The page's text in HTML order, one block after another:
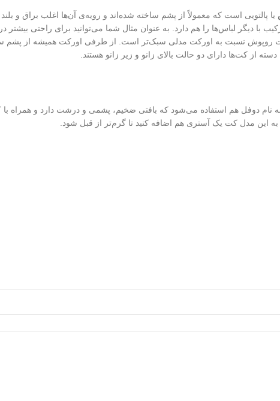
یا پالتویی است که معمولاً از پشم ساخته شده‌اند و رویه‌ی آن‌ها اغلب براق و
دیگر لباس‌ها را هم دارد. به عنوان مثال شما می‌توانید برای راحتی بیشتر
کت روپوش نسبت به اورکت مدلی سبک‌تر است. از طرفی اورکت همیشه از پشم
از کت‌ها دارای دو حالت بالای زانو و زیر زانو هستند.
نام دوفل هم استفاده می‌شود که بافتی ضخیم، پشمی و درشت دارد و همراه با
مدل کت یک آستری هم اضافه کنید تا گرم‌تر از قبل شود.